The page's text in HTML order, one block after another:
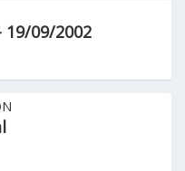
19/09/2002